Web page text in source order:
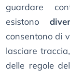
guardare
esistono
consentono di
lasciare
delle regole